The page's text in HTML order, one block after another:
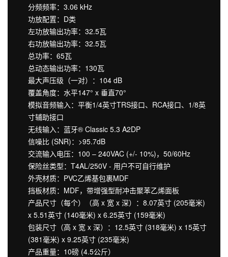
分频频率：3.06 kHz
功放配置：D类
左功放输出功率：32.5瓦
右功放输出功率：32.5瓦
总功率：65瓦
总动态输出功率：130瓦
最大声压级（一对）：104 dB
覆盖角度：水平147° x 垂直70°
模拟音频输入：平衡1/4英寸TRS接口、RCA接口、1/8英
寸辅助接口
无线输入：蓝牙® Classic 5.3 A2DP
信噪比 (SNR)：>95.7dB
交流输入电压：100 – 240VAC (+/- 10%)，50/60Hz
保险丝类型：T4AL/250V - 用户不可自行维护
外壳材质：PVC乙烯基包裹MDF
挡板材质：MDF，带增强型耐冲击聚苯乙烯面板
产品尺寸（每个）（高 x 宽 x 深）：8.07英寸 (205毫米)
x 5.51英寸 (140毫米) x 6.25英寸 (159毫米)
包装尺寸（高 x 宽 x 深）：12.5英寸 (318毫米) x 15英寸
(381毫米) x 9.25英寸 (235毫米)
产品重量：10磅 (4.5公斤）